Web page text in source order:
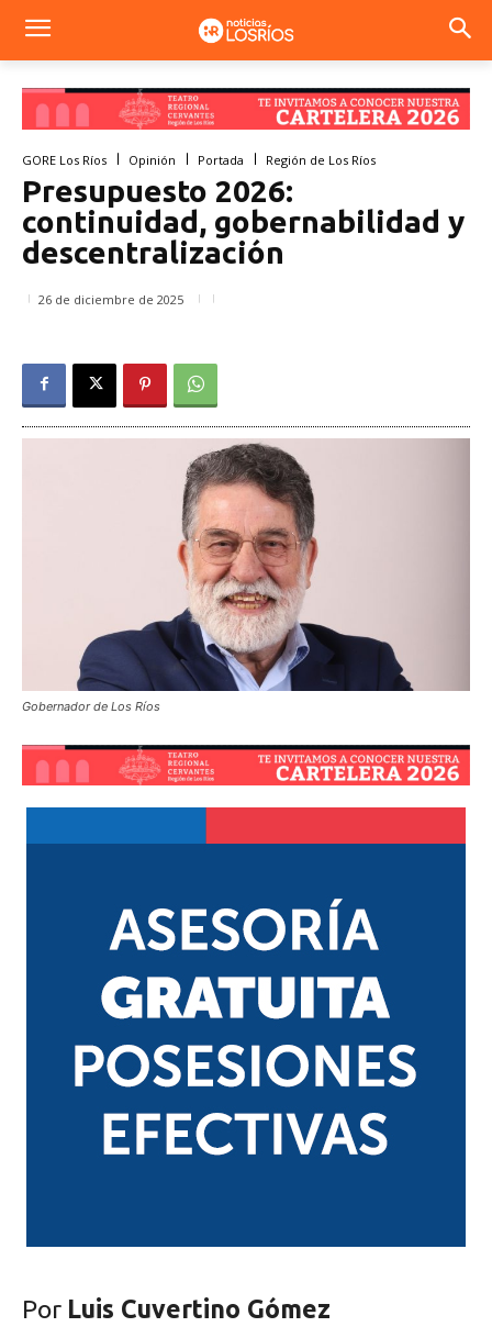
GORE Los Ríos Opinión Portada Región de Los Ríos
Presupuesto 2026:
continuidad, gobernabilidad y
descentralización
26 de diciembre de 2025
Gobernador de Los Ríos
Por Luis Cuvertino Gómez